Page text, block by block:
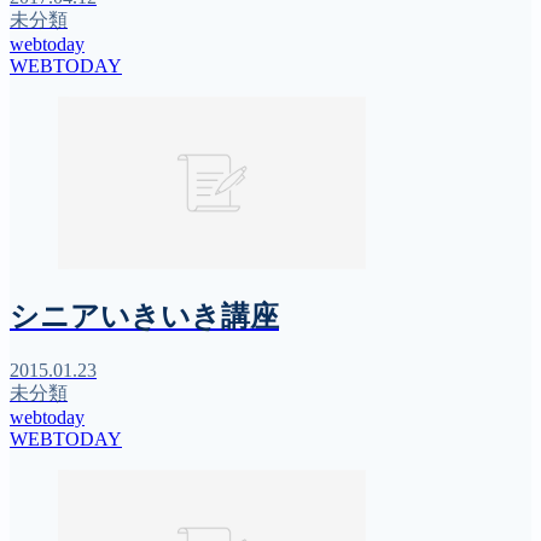
未分類
webtoday
WEBTODAY
シニアいきいき講座
2015.01.23
未分類
webtoday
WEBTODAY